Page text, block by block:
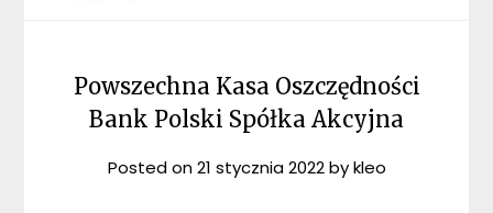
Powszechna Kasa Oszczędności
Bank Polski Spółka Akcyjna
Posted on21 stycznia 2022bykleo